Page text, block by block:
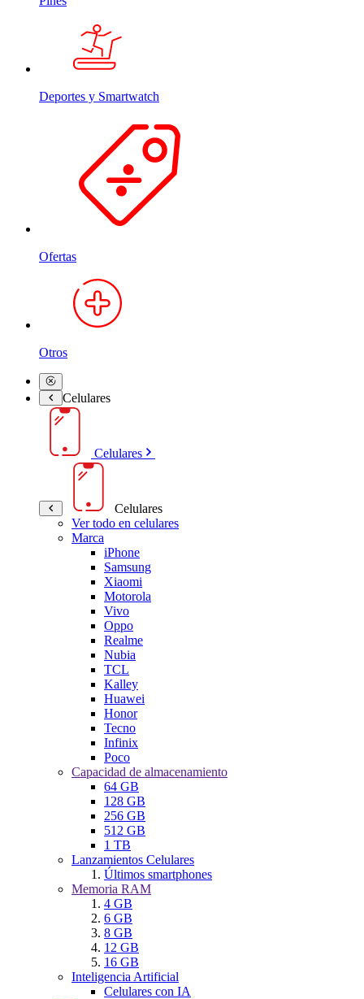
Deportes y Smartwatch
Ofertas
Otros
Celulares
Celulares
Celulares
Ver todo en celulares
Marca
iPhone
Samsung
Xiaomi
Motorola
Vivo
Oppo
Realme
Nubia
TCL
Kalley
Huawei
Honor
Tecno
Infinix
Poco
Capacidad de almacenamiento
64 GB
128 GB
256 GB
512 GB
1 TB
Lanzamientos Celulares
Últimos smartphones
Memoria RAM
4 GB
6 GB
8 GB
12 GB
16 GB
Inteligencia Artificial
Celulares con IA